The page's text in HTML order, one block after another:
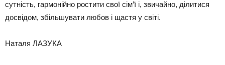
сутність, гармонійно ростити свої сім’ї і, звичайно, ділитися
досвідом, збільшувати любов і щастя у світі.
Наталя ЛАЗУКА